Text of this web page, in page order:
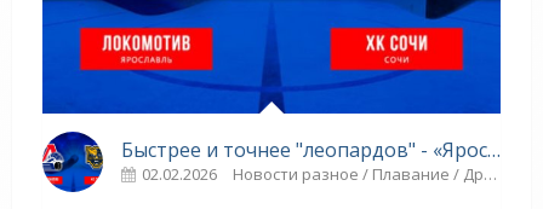
Быстрее и точнее "леопардов" - «Ярославский спорт»
02.02.2026 Новости разное / Плавание / Другие виды спорта / ЛЕГКАЯ АТЛЕТИКА / ТРАНСФЕРЫ / Прыжки в воду / Игровые виды спорта / Борьба / Спорт